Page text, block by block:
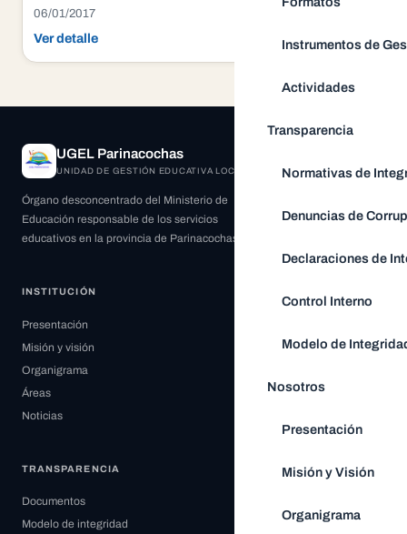
Instrumentos de
Actividades
Transparencia
Normativas de
Denuncias de
Declaraciones de
Control Interno
Modelo de
Nosotros
Presentación
Misión y Visión
Organigrama
06/01/2017
Ver detalle
UGEL Parinacochas
UNIDAD DE GESTIÓN EDUCATIVA LOCAL
Órgano desconcentrado del Ministerio de
Educación responsable de los servicios
educativos en la provincia de Parinacochas.
INSTITUCIÓN
Presentación
Misión y visión
Organigrama
Áreas
Noticias
TRANSPARENCIA
Documentos
Modelo de integridad